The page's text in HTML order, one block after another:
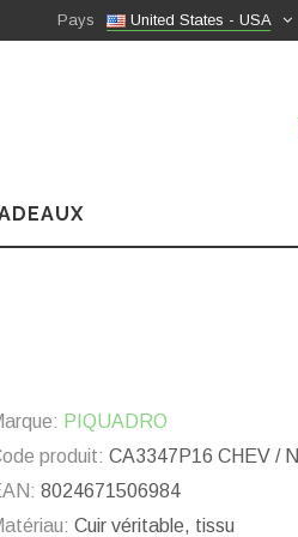
United States - USA
Pays
PIQUADRO
produit: CA3347P16 CHEV / N
8024671506984
Cuir véritable, tissu